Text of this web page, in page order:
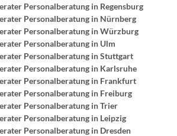
Personalberatung in Regensburg
Personalberatung in Nürnberg
Personalberatung in Würzburg
Personalberatung in Ulm
Personalberatung in Stuttgart
Personalberatung in Karlsruhe
Personalberatung in Frankfurt
Personalberatung in Freiburg
Personalberatung in Trier
Personalberatung in Leipzig
Personalberatung in Dresden